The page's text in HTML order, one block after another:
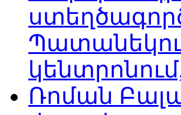
կենտրոնում,
Ռոման